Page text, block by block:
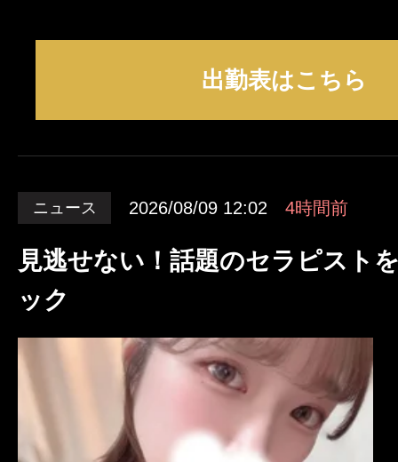
出勤表はこちら
ニュース 2026/08/09 12:02 4時間前
見逃せない！話題のセラピスト
ック